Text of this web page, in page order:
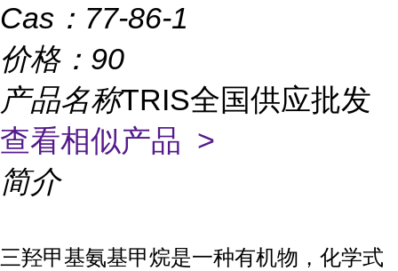
Cas： 77-86-1
价格： 90
产品名称TRIS全国供应批发
查看相似产品 >
简介
三羟甲基氨基甲烷是一种有机物，化学式